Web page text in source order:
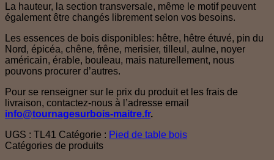
La hauteur, la section transversale, même le motif peuvent
également être changés librement selon vos besoins.
Les essences de bois disponibles: hêtre, hêtre étuvé, pin du
Nord, épicéa, chêne, frêne, merisier, tilleul, aulne, noyer
américain, érable, bouleau, mais naturellement, nous
pouvons procurer d’autres.
Pour se renseigner sur le prix du produit et les frais de
livraison, contactez-nous à l’adresse email
info@tournagesurbois-maitre.fr.
UGS : TL41 Catégorie : Pied de table bois
Catégories de produits